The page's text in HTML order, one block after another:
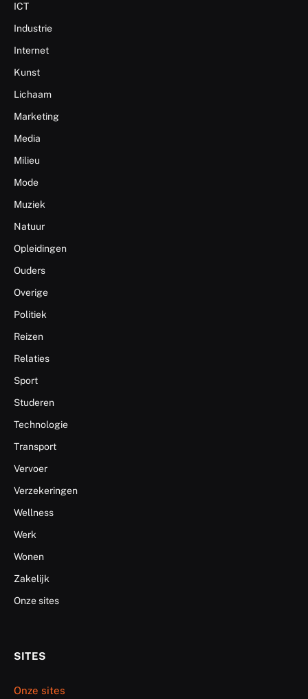
ICT
Industrie
Internet
Kunst
Lichaam
Marketing
Media
Milieu
Mode
Muziek
Natuur
Opleidingen
Ouders
Overige
Politiek
Reizen
Relaties
Sport
Studeren
Technologie
Transport
Vervoer
Verzekeringen
Wellness
Werk
Wonen
Zakelijk
Onze sites
SITES
Onze sites